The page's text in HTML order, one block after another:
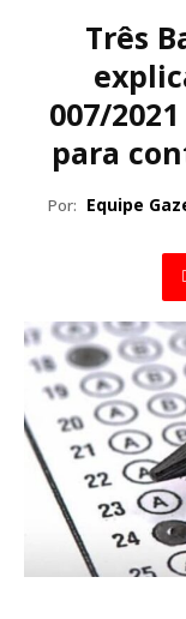
Três
007/
para
Por: Equipe